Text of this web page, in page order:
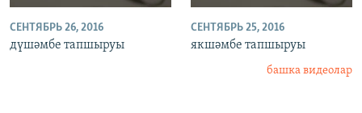
СЕНТЯБРЬ 26, 2016
дүшәмбе тапшыруы
СЕНТЯБРЬ 25, 2016
якшәмбе тапшыруы
башка видеолар